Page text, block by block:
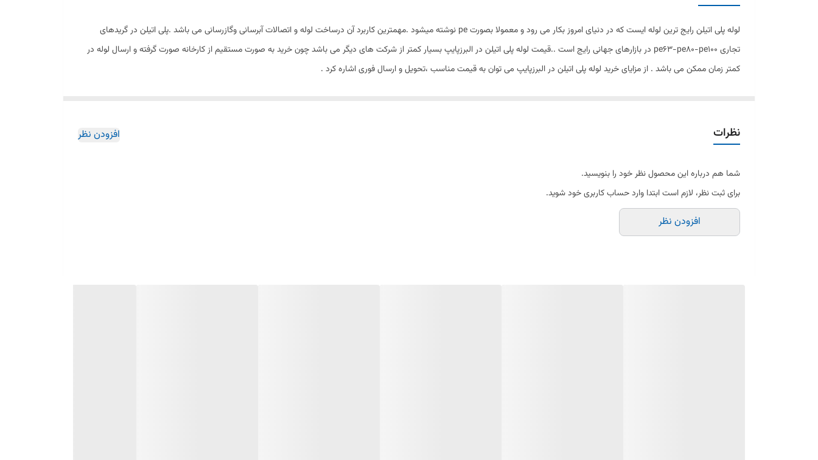
لوله پلی اتیلن رایج ترین لوله ایست که در دنیای امروز بکار می رود و معمولا بصورت pe نوشته میشود .مهمترین کاربرد آن درساخت لوله و اتصالات آبرسانی وگازرسانی می باشد .پلی اتیلن در گریدهای
تجاری pe63-pe80-pe100 در بازارهای جهانی رایج است ..قیمت لوله پلی اتیلن در البرزپایپ بسیار کمتر از شرکت های دیگر می باشد چون خرید به صورت مستقیم از کارخانه صورت گرفته و ارسال لوله در
کمتر زمان ممکن می باشد . از مزایای خرید لوله پلی اتیلن در البرزپایپ می توان به قیمت مناسب ،تحویل و ارسال فوری اشاره کرد .
نظرات افزودن نظر
شما هم درباره این محصول نظر خود را بنویسید.
برای ثبت نظر، لازم است ابتدا وارد حساب کاربری خود شوید.
افزودن نظر